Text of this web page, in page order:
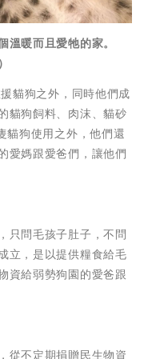
暖而且愛牠的家。
貓狗之外，同時他們成
貓狗飼料、肉沫、貓砂
貓狗使用之外，他們還
愛媽跟愛爸們，讓他們
只問毛孩子肚子，不問
立，是以提供糧食給毛
資給弱勢狗園的愛爸跟
從不定期捐贈民生物資